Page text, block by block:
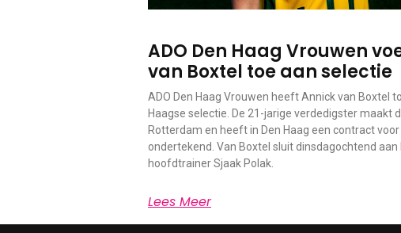
ADO Den Haag Vrouwen
van Boxtel toe aan selectie
ADO Den Haag Vrouwen heeft Annick van Boxtel
Haagse selectie. De 21-jarige verdedigster maakt
Rotterdam en heeft in Den Haag een contract
ondertekend. Van Boxtel sluit dinsdagochtend aan
hoofdtrainer Sjaak Polak.
Lees Meer